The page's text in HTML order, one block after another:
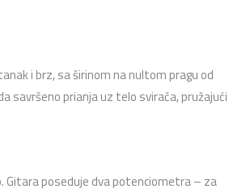
i brz, sa širinom na nultom pragu od
savršeno prianja uz telo svirača, pružajući
Gitara poseduje dva potenciometra – za